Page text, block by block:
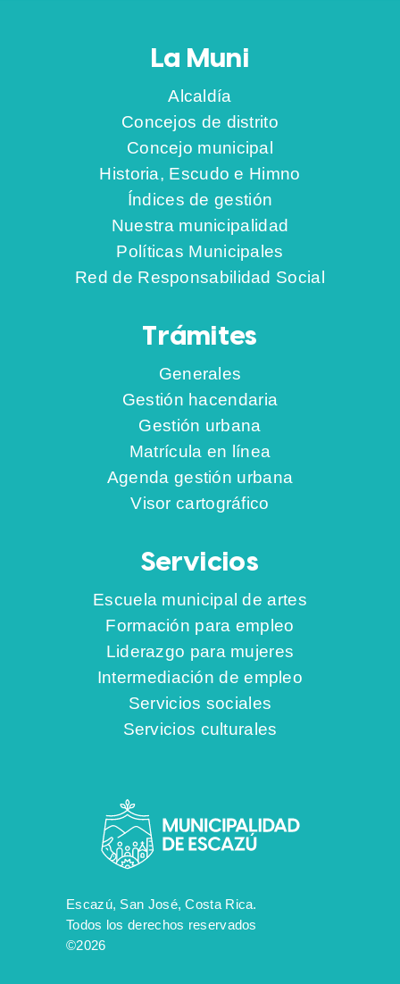
La Muni
Alcaldía
Concejos de distrito
Concejo municipal
Historia, Escudo e Himno
Índices de gestión
Nuestra municipalidad
Políticas Municipales
Red de Responsabilidad Social
Trámites
Generales
Gestión hacendaria
Gestión urbana
Matrícula en línea
Agenda gestión urbana
Visor cartográfico
Servicios
Escuela municipal de artes
Formación para empleo
Liderazgo para mujeres
Intermediación de empleo
Servicios sociales
Servicios culturales
Escazú, San José, Costa Rica.
Todos los derechos reservados
©2026